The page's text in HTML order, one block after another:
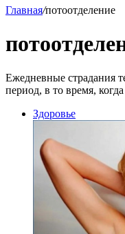
Главная/потоотделение
Ежедневные страдания
период, в то время,
Здоровье